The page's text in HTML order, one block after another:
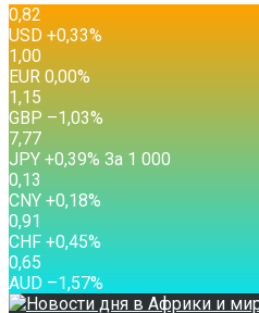
0,82
USD +0,33%
1,00
EUR 0,00%
1,15
GBP –1,03%
7,77
JPY +0,39% За 1 000
0,13
CNY +0,18%
0,91
CHF +0,45%
0,65
AUD –1,57%